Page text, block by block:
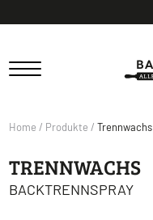
Home / Produkte /Trennwachs
TRENNWACHS
BACKTRENNSPRAY